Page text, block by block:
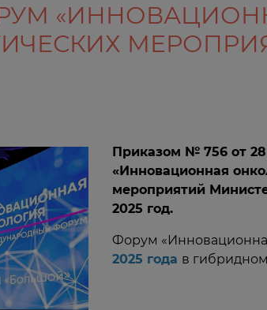
Приказом № 756 от
«Инновационная
мероприятий
2025 год.
Форум
2025 года в